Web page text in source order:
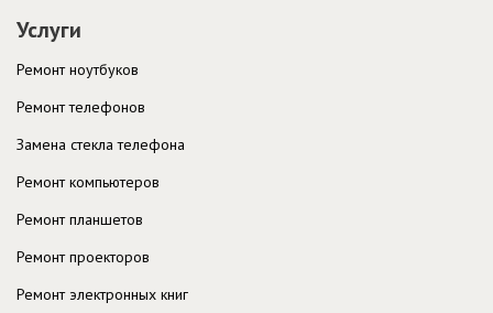
Услуги
Ремонт ноутбуков
Ремонт телефонов
Замена стекла телефона
Ремонт компьютеров
Ремонт планшетов
Ремонт проекторов
Ремонт электронных книг